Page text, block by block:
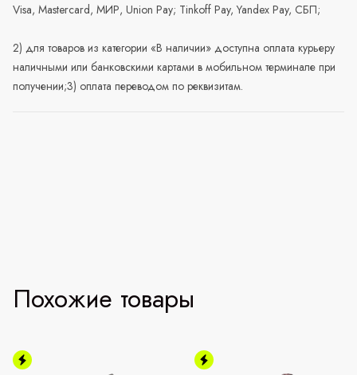
Visa, Mastercard, МИР, Union Pay; Tinkoff Pay, Yandex Pay, СБП;
2) для товаров из категории «В наличии» доступна оплата курьеру
наличными или банковскими картами в мобильном терминале при
получении;3) оплата переводом по реквизитам.
Похожие товары